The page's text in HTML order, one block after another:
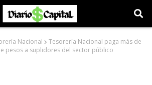
Nacional
Tesorería Nacional paga más de
pesos a suplidores del sector público